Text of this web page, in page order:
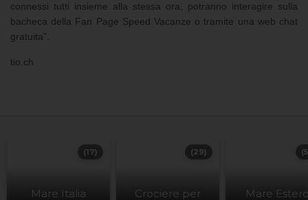
connessi tutti insieme alla stessa ora, potranno interagire sulla
bacheca della Fan Page Speed Vacanze o tramite una web chat
gratuita”.
tio.ch
Mare Italia
(17)
Crociere per
(29)
Mare